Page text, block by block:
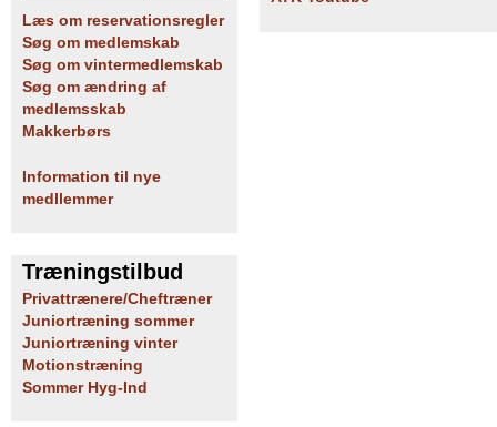
Læs om reservationsregler
Søg om medlemskab
Søg om vintermedlemskab
Søg om ændring af
medlemsskab
Makkerbørs
Information til nye
medllemmer
Træningstilbud
Privattrænere/Cheftræner
Juniortræning sommer
Juniortræning vinter
Motionstræning
Sommer Hyg-Ind